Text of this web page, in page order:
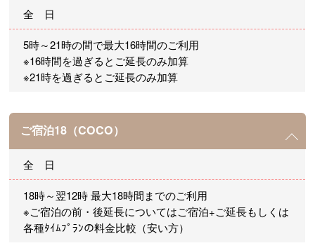
全 日
5時～21時の間で最大16時間のご利用
※16時間を過ぎるとご延長のみ加算
※21時を過ぎるとご延長のみ加算
ご宿泊18（COCO）
全 日
18時～翌12時 最大18時間までのご利用
※ご宿泊の前・後延長についてはご宿泊+ご延長もしくは
各種ﾀｲﾑﾌﾟﾗﾝの料金比較（安い方）